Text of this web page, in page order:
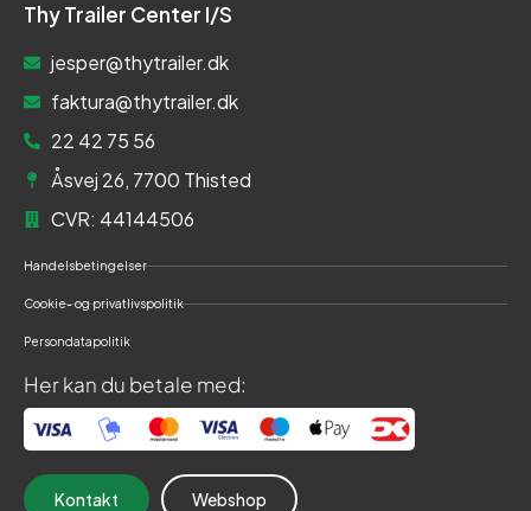
Thy Trailer Center I/S
jesper@thytrailer.dk
faktura@thytrailer.dk
22 42 75 56
Åsvej 26, 7700 Thisted
CVR: 44144506
Handelsbetingelser
Cookie- og privatlivspolitik
Persondatapolitik
Her kan du betale med:
Kontakt Webshop